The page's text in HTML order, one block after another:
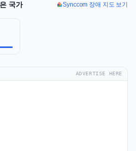
국가 Synccom 장애 지도 보기
ADVERTISE HERE